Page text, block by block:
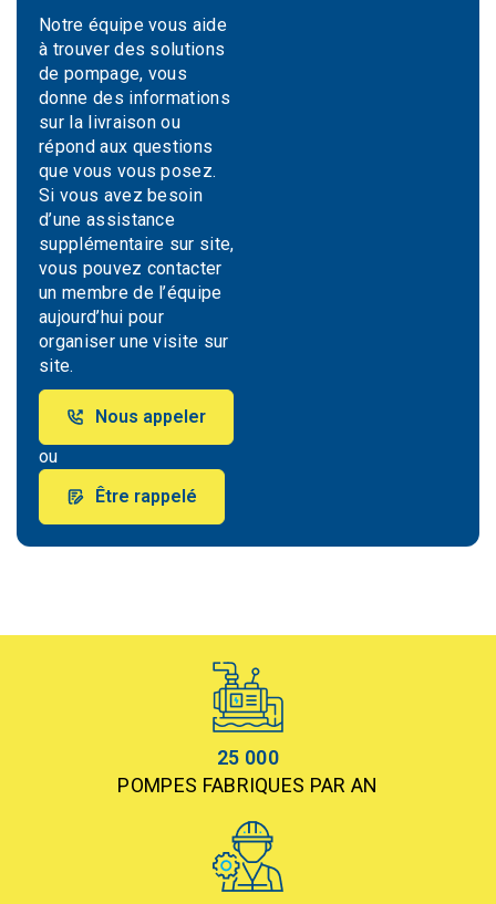
Notre équipe vous aide
à trouver des solutions
de pompage, vous
donne des informations
sur la livraison ou
répond aux questions
que vous vous posez.
Si vous avez besoin
d’une assistance
supplémentaire sur site,
vous pouvez contacter
un membre de l’équipe
aujourd’hui pour
organiser une visite sur
site.
Nous appeler
ou
Être rappelé
25 000
POMPES FABRIQUES PAR AN